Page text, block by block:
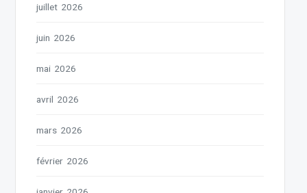
juillet 2026
juin 2026
mai 2026
avril 2026
mars 2026
février 2026